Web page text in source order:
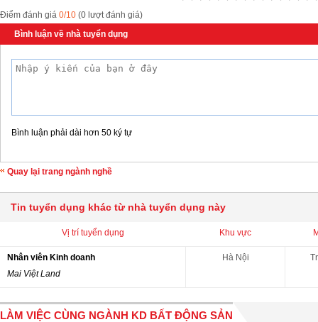
Điểm đánh giá 0/10 (0 lượt đánh giá)
Bình luận về nhà tuyển dụng
Bình luận phải dài hơn 50 ký tự
Quay lại trang ngành nghề
Tin tuyển dụng khác từ nhà tuyển dụng này
Vị trí tuyển dụng Khu vực
Nhân viên Kinh doanh
Mai Việt Land
Hà Nội
LÀM VIỆC CÙNG NGÀNH KD BẤT ĐỘNG SẢN